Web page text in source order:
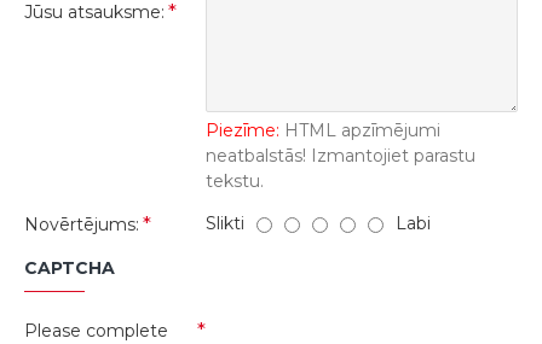
Jūsu atsauksme:
Piezīme: HTML apzīmējumi
neatbalstās! Izmantojiet parastu
tekstu.
Novērtējums:
Slikti Labi
CAPTCHA
Please complete